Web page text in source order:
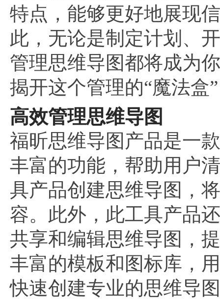
特点，能够更好地展现
此，无论是制定计划、
管理思维导图都将成为
揭开这个管理的“魔法盒
高效管理思维导图
福昕思维导图产品是一
丰富的功能，帮助用户
具产品创建思维导图，
容。此外，此工具产品
共享和编辑思维导图，
丰富的模板和图标库，
快速创建专业的思维导